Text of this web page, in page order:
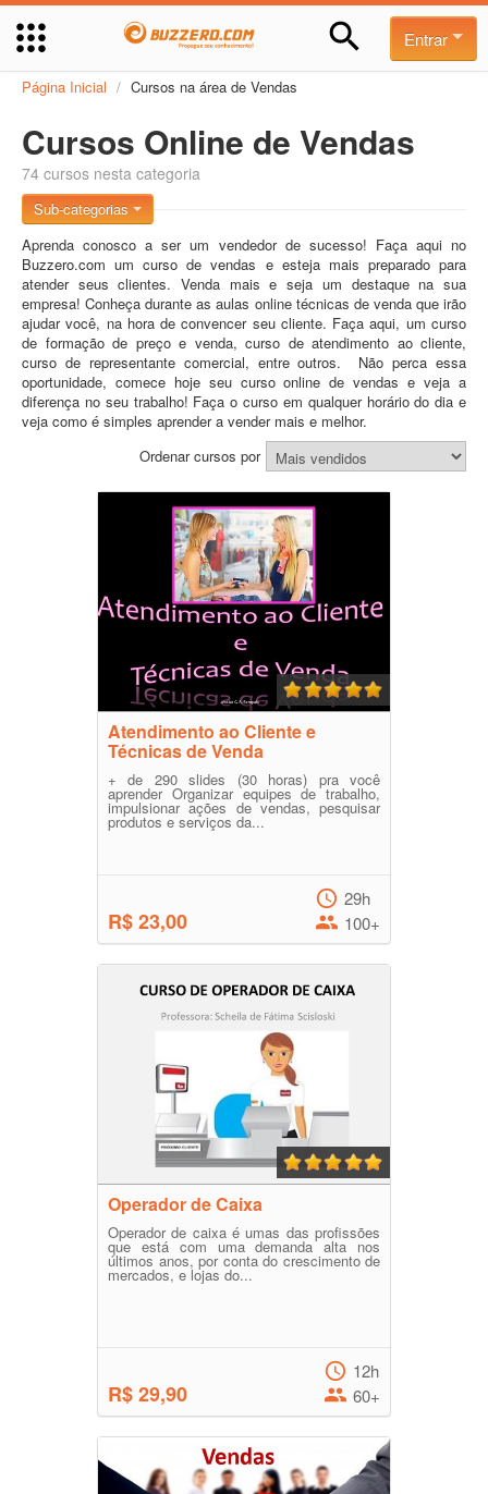
Entrar
Página Inicial / Cursos na área de Vendas
Cursos Online de Vendas
74 cursos nesta categoria
Sub-categorias
Aprenda conosco a ser um vendedor de sucesso! Faça aqui no
Buzzero.com um curso de vendas e esteja mais preparado para
atender seus clientes. Venda mais e seja um destaque na sua
empresa! Conheça durante as aulas online técnicas de venda que irão
ajudar você, na hora de convencer seu cliente. Faça aqui, um curso
de formação de preço e venda, curso de atendimento ao cliente,
curso de representante comercial, entre outros. Não perca essa
oportunidade, comece hoje seu curso online de vendas e veja a
diferença no seu trabalho! Faça o curso em qualquer horário do dia e
veja como é simples aprender a vender mais e melhor.
Ordenar cursos por
Atendimento ao Cliente e
Técnicas de Venda
+ de 290 slides (30 horas) pra você
aprender Organizar equipes de trabalho,
impulsionar ações de vendas, pesquisar
produtos e serviços da...
R$ 23,00
29h
100+
Operador de Caixa
Operador de caixa é umas das profissões
que está com uma demanda alta nos
últimos anos, por conta do crescimento de
mercados, e lojas do...
R$ 29,90
12h
60+